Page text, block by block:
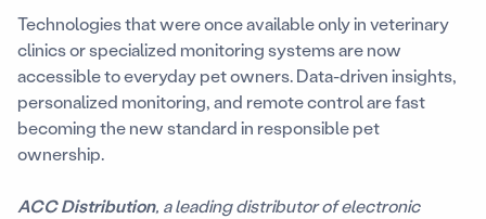
Technologies that were once available only in veterinary
clinics or specialized monitoring systems are now
accessible to everyday pet owners. Data-driven insights,
personalized monitoring, and remote control are fast
becoming the new standard in responsible pet
ownership.
ACC Distribution, a leading distributor of electronic